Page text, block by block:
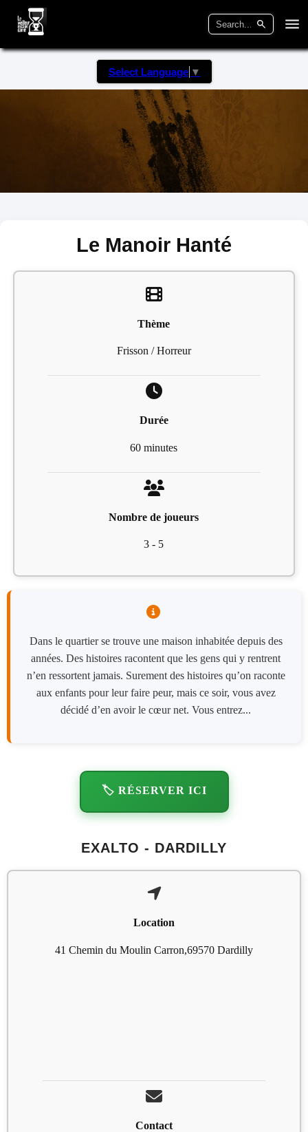
Select Language ▼
Le Manoir Hanté
Thème
Frisson / Horreur
Durée
60 minutes
Nombre de joueurs
3 - 5
Dans le quartier se trouve une maison inhabitée depuis des
années. Des histoires racontent que les gens qui y rentrent
n’en ressortent jamais. Surement des histoires qu’on raconte
aux enfants pour leur faire peur, mais ce soir, vous avez
décidé d’en avoir le cœur net. Vous entrez...
🏷️ RÉSERVER ICI
EXALTO - DARDILLY
Location
41 Chemin du Moulin Carron,69570 Dardilly
Contact